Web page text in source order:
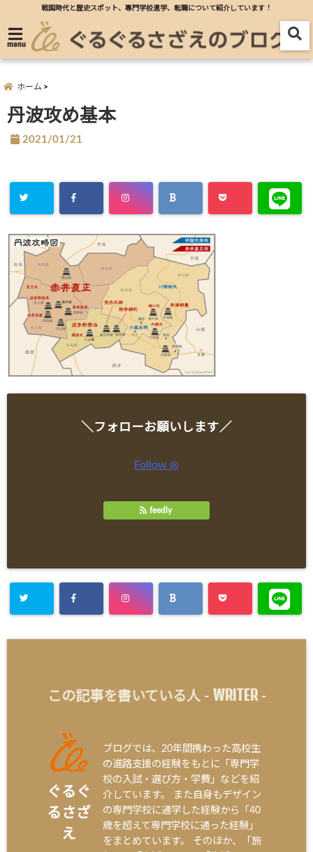
戦国時代と歴史スポット、專門学校進学、転職について紹介しています！
menu
ホーム
丹波攻め基本
2021/01/21
＼フォローお願いします／
Follow @
feedly
この記事を書いている人 - WRITER-
ぐるぐ
るさざ
え
ブログでは、20年間携わった高校生
の進路支援の経験をもとに「専門学
校の入試・選び方・学費」などを紹
介しています。 また自身もデザイン
の専門学校に通学した経験から「40
歳を超えて専門学校に通った経験」
をまとめています。 そのほか、「旅